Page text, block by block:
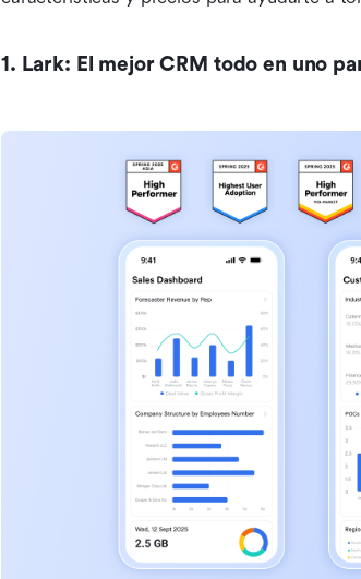
1. Lark: El mejor CRM todo en uno